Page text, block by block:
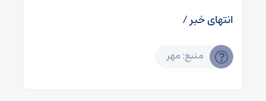
انتهای خبر /
منبع: مهر